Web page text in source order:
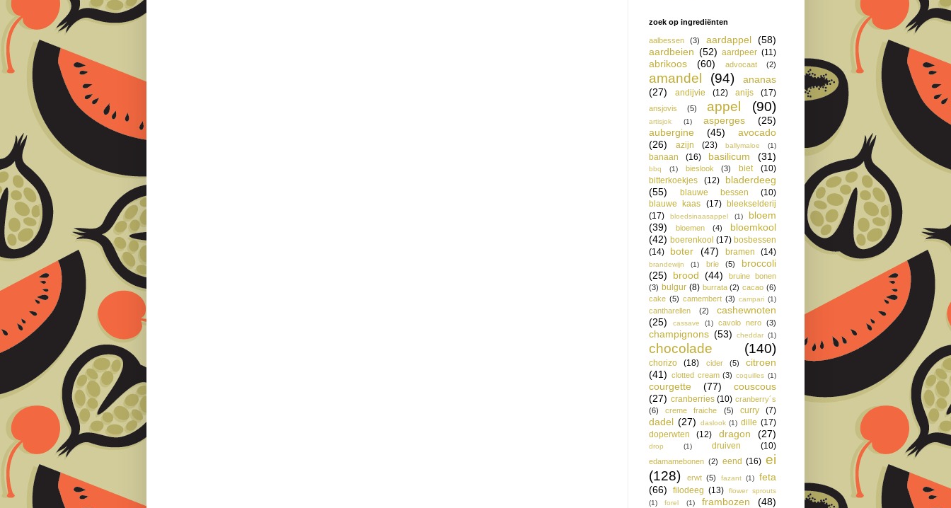
zoek op ingrediënten
aalbessen (3) aardappel (58)
aardbeien (52) aardpeer (11)
abrikoos (60) advocaat (2)
amandel (94)
ananas
(27)
andijvie (12) anijs (17)
ansjovis (5) appel (90)
artisjok (1) asperges
(25)
aubergine
(45)
avocado
(26)
azijn (23) ballymaloe (1)
banaan (16) basilicum (31)
bbq (1) bieslook (3) biet
(10)
bitterkoekjes
(12)
bladerdeeg
(55)
blauwe bessen
(10)
blauwe kaas (17) bleekselderij
(17)
bloedsinaasappel (1)
bloem
(39)
bloemen (4)
bloemkool
(42) boerenkool (17) bosbessen
(14)
boter (47) bramen (14)
brandewijn (1) brie (5)
broccoli
(25)
brood (44)
bruine bonen
(3) bulgur (8) burrata (2) cacao (6)
cake (5) camembert (3) campari (1)
cantharellen (2)
cashewnoten
(25)
cassave (1) cavolo nero (3)
champignons (53) cheddar (1)
chocolade (140)
chorizo (18) cider (5)
citroen
(41) clotted cream (3) coquilles (1)
courgette (77)
couscous
(27) cranberries (10) cranberry´s
(6)
creme fraiche (5) curry (7)
dadel (27) daslook (1) dille (17)
doperwten
(12) dragon (27)
drop (1) druiven (10)
edamamebonen (2) eend (16) ei
(128)
erwt (5) fazant (1)
feta
(66)
filodeeg (13)
flower sprouts
(1)
forel (1) frambozen (48)